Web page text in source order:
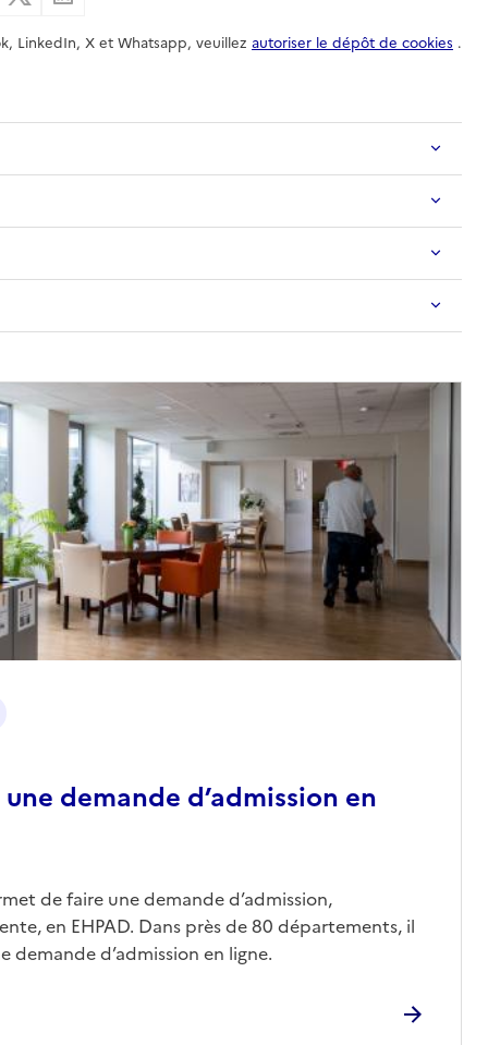
LinkedIn, X et Whatsapp, veuillez autoriser le dépôt de cookies .
demande d’admission en
de faire une demande d’admission,
en EHPAD. Dans près de 80 départements, il
demande d’admission en ligne.